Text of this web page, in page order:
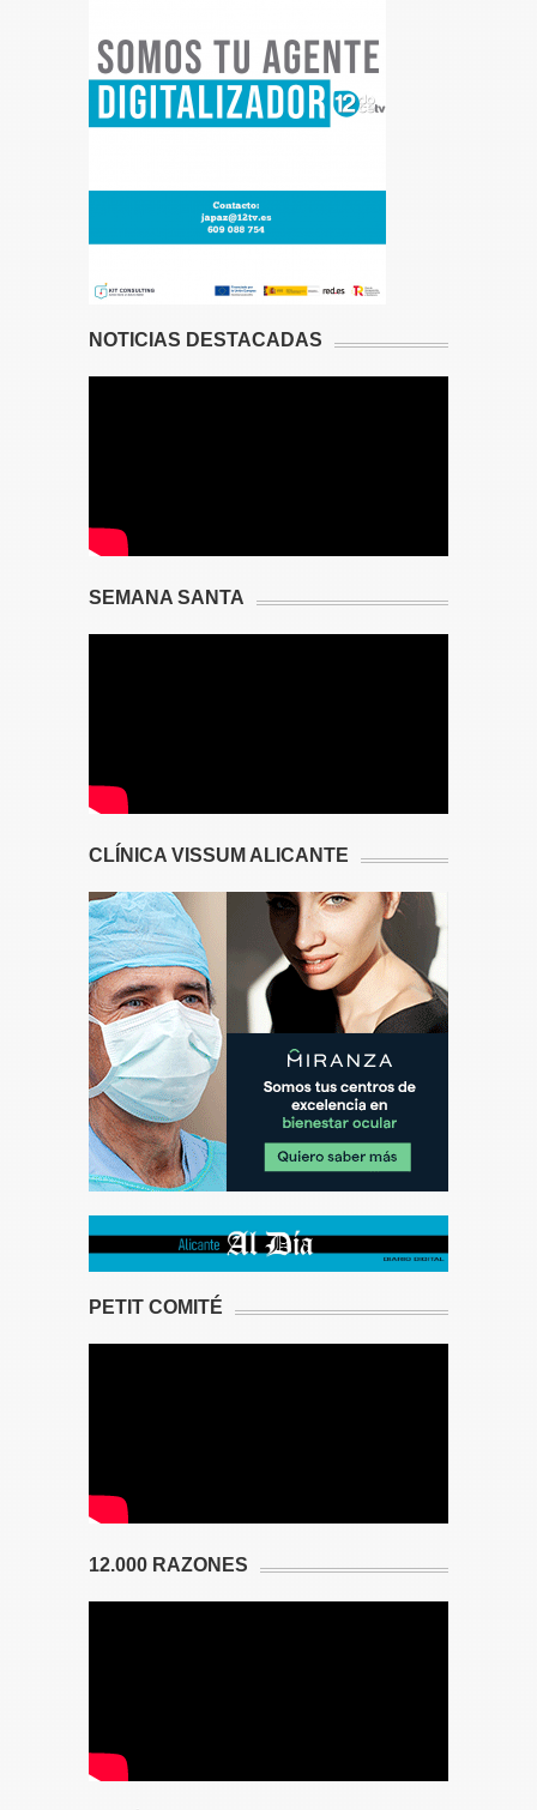
NOTICIAS DESTACADAS
SEMANA SANTA
CLÍNICA VISSUM ALICANTE
PETIT COMITÉ
12.000 RAZONES